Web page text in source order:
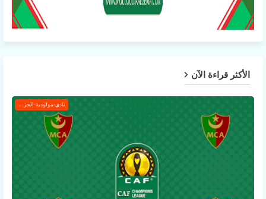
الأكثر قراءة الآن
نادي-مولودية-الجزائر